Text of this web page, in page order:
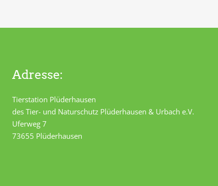
Adresse:
Tierstation Plüderhausen
des Tier- und Naturschutz Plüderhausen & Urbach e.V.
Uferweg 7
73655 Plüderhausen